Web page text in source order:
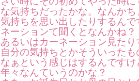
な気持ちだったかな。なんか
気持ちを思い出したりするん
ネーションて聞くとなんかね？
あるいはカーネーション見た
自分の気持ちとかそういった
なぁという感じはするんですけ
年々なんていうのかな？